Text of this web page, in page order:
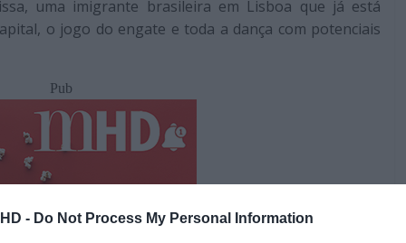
- Do Not Process My Personal Information
uma imigrante brasileira em Lisboa que já está
o jogo do engate e toda a dança com potenciais
Pub